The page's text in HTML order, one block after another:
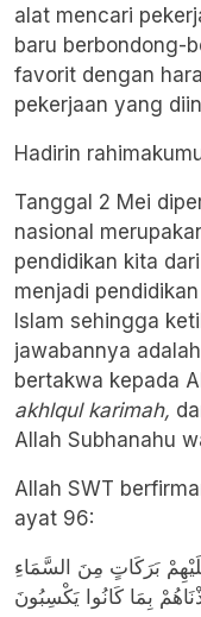
alat mencari
baru berbondong-
favorit dengan
pekerjaan yang
Hadirin
Tanggal 2 Mei
nasional
pendidikan kita
menjadi
Islam sehingga
jawabannya
bertakwa kepada
akhlqul karimah,
Allah Subhanahu
Allah SWT
ayat 96:
بَرَكَاتٍ مِنَ السَّمَاءِ
بِمَا كَانُوا يَكْسِبُونَ